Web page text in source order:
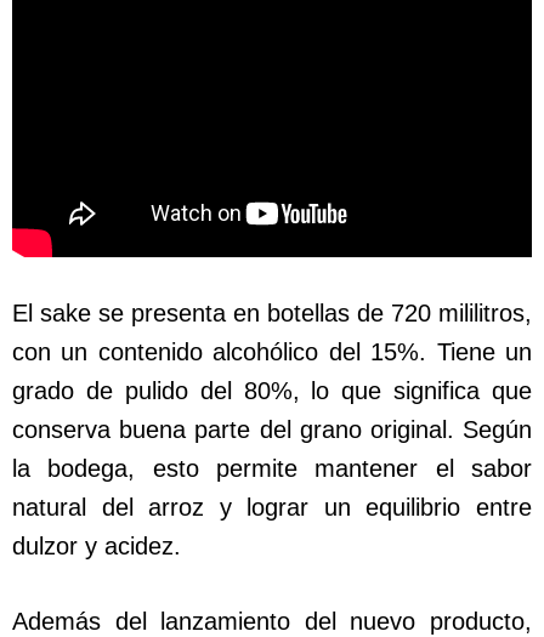
El sake se presenta en botellas de 720 mililitros,
con un contenido alcohólico del 15%. Tiene un
grado de pulido del 80%, lo que significa que
conserva buena parte del grano original. Según
la bodega, esto permite mantener el sabor
natural del arroz y lograr un equilibrio entre
dulzor y acidez.
Además del lanzamiento del nuevo producto,